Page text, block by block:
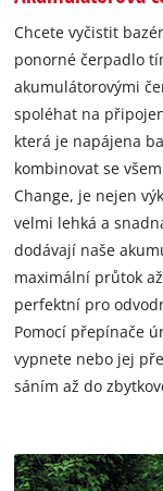
Chcete vyčistit
ponorné čerpadlo
akumulátorovými
spoléhat na
která je napájena
kombinovat se
Change, je nejen
velmi lehká a
dodávají naše
maximální průtok
perfektní pro
Pomocí přepínače
vypnete nebo jej
sáním až do